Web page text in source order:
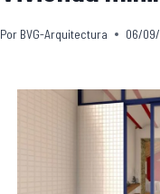
Por BVG-Arquitectura 06/